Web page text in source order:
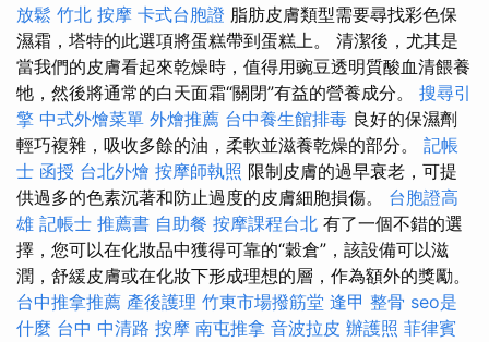
放鬆 竹北 按摩 卡式台胞證 脂肪皮膚類型需要尋找彩色保
濕霜，塔特的此選項將蛋糕帶到蛋糕上。 清潔後，尤其是
當我們的皮膚看起來乾燥時，值得用豌豆透明質酸血清餵養
牠，然後將通常的白天面霜“關閉”有益的營養成分。 搜尋引
擎 中式外燴菜單 外燴推薦 台中養生館排毒 良好的保濕劑
輕巧複雜，吸收多餘的油，柔軟並滋養乾燥的部分。 記帳
士 函授 台北外燴 按摩師執照 限制皮膚的過早衰老，可提
供過多的色素沉著和防止過度的皮膚細胞損傷。 台胞證高
雄 記帳士 推薦書 自助餐 按摩課程台北 有了一個不錯的選
擇，您可以在化妝品中獲得可靠的“穀倉”，該設備可以滋
潤，舒緩皮膚或在化妝下形成理想的層，作為額外的獎勵。
台中推拿推薦 產後護理 竹東市場撥筋堂 逢甲 整骨 seo是
什麼 台中 中清路 按摩 南屯推拿 音波拉皮 辦護照 菲律賓